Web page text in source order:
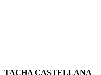
TACHA CASTELLANA